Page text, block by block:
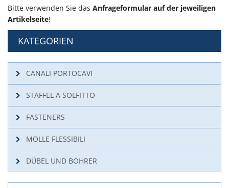
Bitte verwenden Sie das Anfrageformular auf der jeweiligen
Artikelseite!
KATEGORIEN
CANALI PORTOCAVI
STAFFEL A SOLFITTO
FASTENERS
MOLLE FLESSIBILI
DÜBEL UND BOHRER